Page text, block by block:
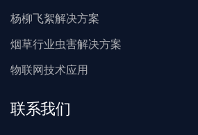
杨柳飞絮解决方案
烟草行业虫害解决方案
物联网技术应用
联系我们